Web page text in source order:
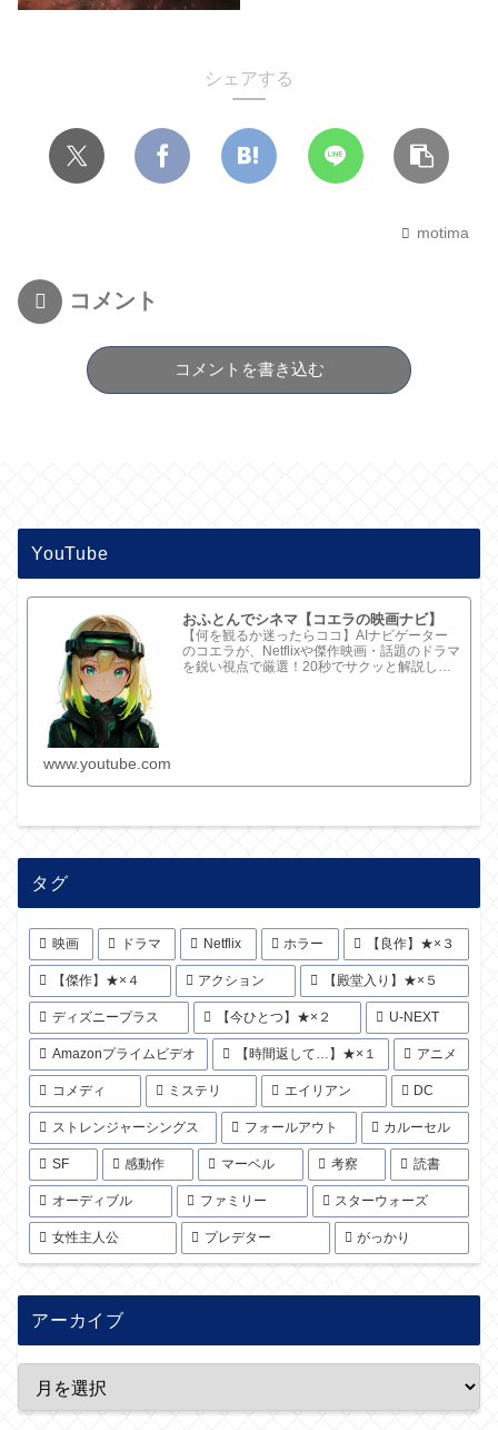
シェアする
motima
コメント
コメントを書き込む
YouTube
おふとんでシネマ【コエラの映画ナビ】
【何を観るか迷ったらココ】AIナビゲーター
のコエラが、Netflixや傑作映画・話題のドラマ
を鋭い視点で厳選！20秒でサクッと解説して
www.youtube.com
タグ
映画 ドラマ Netflix ホラー 【良作】★×３
【傑作】★×４ アクション 【殿堂入り】★×５
ディズニープラス 【今ひとつ】★×２ U-NEXT
Amazonプライムビデオ 【時間返して…】★×１ アニメ
コメディ ミステリ エイリアン DC
ストレンジャーシングス フォールアウト カルーセル
SF 感動作 マーベル 考察 読書
オーディブル ファミリー スターウォーズ
女性主人公 プレデター がっかり
アーカイブ